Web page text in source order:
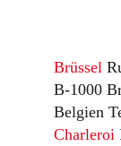
Brüssel
B-1000
Belgien
Charleroi